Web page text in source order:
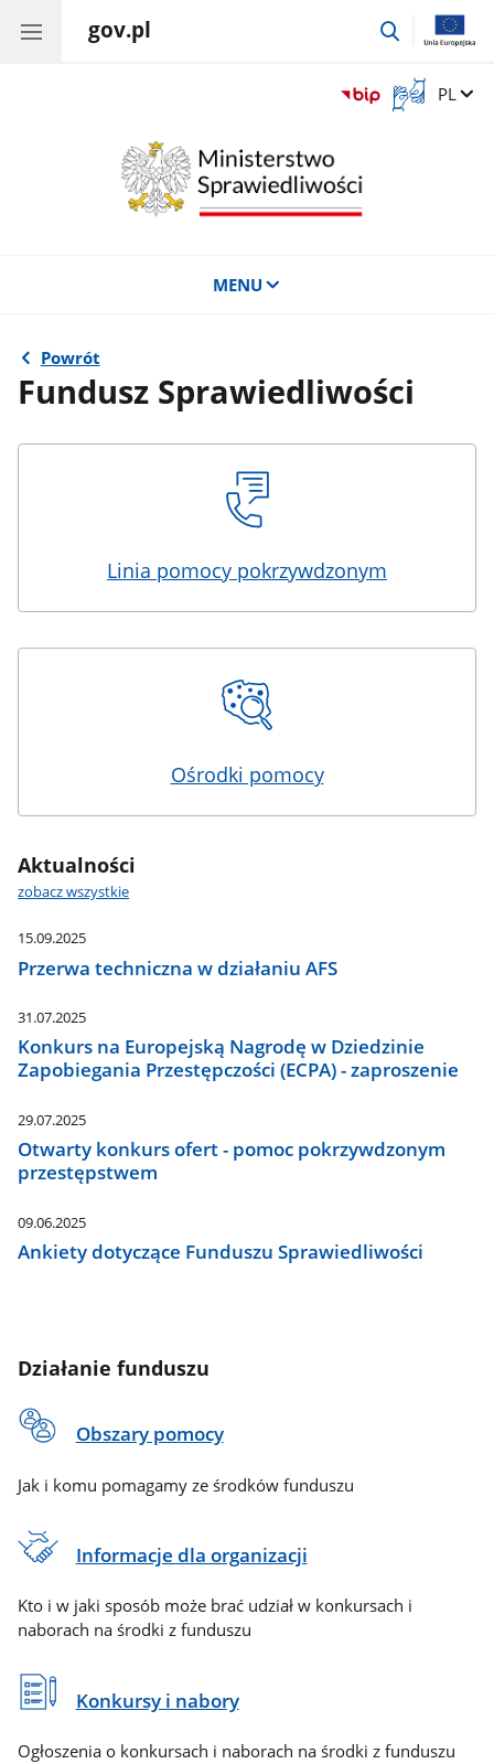
gov.pl
przejdź
Otwórz
okno
Zmień
PL
MENU
Powrót
Fundusz Sprawiedliwości
Linia pomocy pokrzywdzonym
Ośrodki pomocy
Aktualności
zobacz wszystkie
15.09.2025
Przerwa techniczna w działaniu AFS
31.07.2025
Konkurs na Europejską Nagrodę w Dziedzinie
Zapobiegania Przestępczości (ECPA) - zaproszenie
29.07.2025
Otwarty konkurs ofert - pomoc pokrzywdzonym
przestępstwem
09.06.2025
Ankiety dotyczące Funduszu Sprawiedliwości
Działanie funduszu
Obszary pomocy
Jak i komu pomagamy ze środków funduszu
Informacje dla organizacji
Kto i w jaki sposób może brać udział w konkursach i
naborach na środki z funduszu
Konkursy i nabory
Ogłoszenia o konkursach i naborach na środki z funduszu